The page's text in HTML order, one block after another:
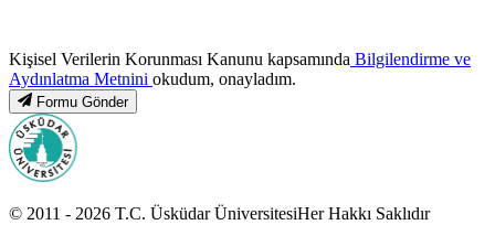
Kişisel Verilerin Korunması Kanunu kapsamında Bilgilendirme ve
Aydınlatma Metnini okudum, onayladım.
Formu Gönder
© 2011 - 2026 T.C. Üsküdar ÜniversitesiHer Hakkı Saklıdır